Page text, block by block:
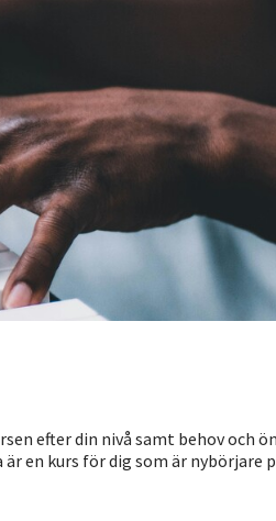
efter din nivå samt behov och
en kurs för dig som är nybörjare